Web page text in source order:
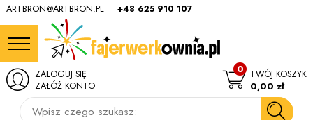
ARTBRON@ARTBRON.PL +48 625 910 107
Wpisz czego szukasz:
ZALOGUJ SIĘ
ZAŁÓŻ KONTO
TWÓJ KOSZYK
0
0,00 zł